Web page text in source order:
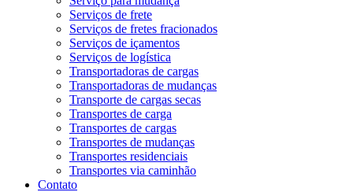
Serviços de frete
Serviços de fretes fracionados
Serviços de içamentos
Serviços de logística
Transportadoras de cargas
Transportadoras de mudanças
Transporte de cargas secas
Transportes de carga
Transportes de cargas
Transportes de mudanças
Transportes residenciais
Transportes via caminhão
Contato